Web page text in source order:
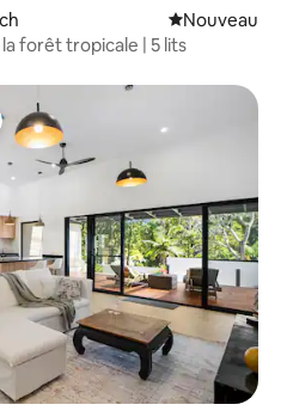
Nouvel
Nouveau
forêt tropicale | 5 lits